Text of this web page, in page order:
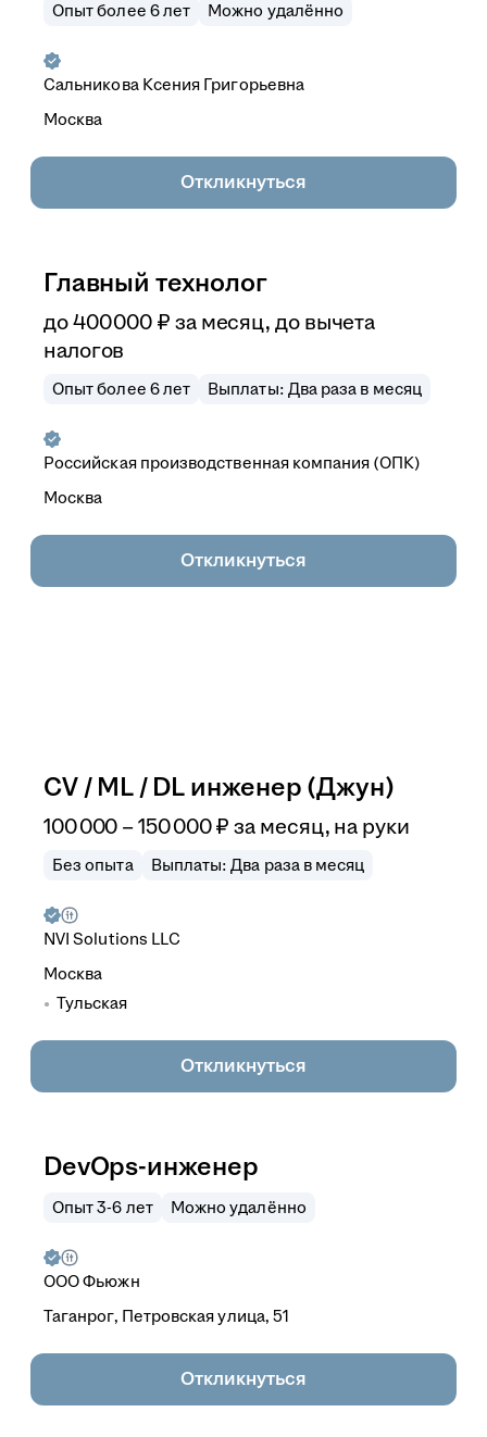
Опыт более 6 лет Можно удалённо
Сальникова Ксения Григорьевна
Москва
Откликнуться
Главный технолог
до400 000 ₽ за месяц, до вычета
налогов
Опыт более 6 лет Выплаты: Два раза в месяц
Российская производственная компания (ОПК)
Москва
Откликнуться
CV / ML / DL инженер (Джун)
100 000 –150 000₽ за месяц, на руки
Без опыта Выплаты: Два раза в месяц
NVI Solutions LLC
Москва
Тульская
Откликнуться
DevOps-инженер
Опыт 3-6 лет Можно удалённо
ОООФьюжн
Таганрог, Петровская улица, 51
Откликнуться